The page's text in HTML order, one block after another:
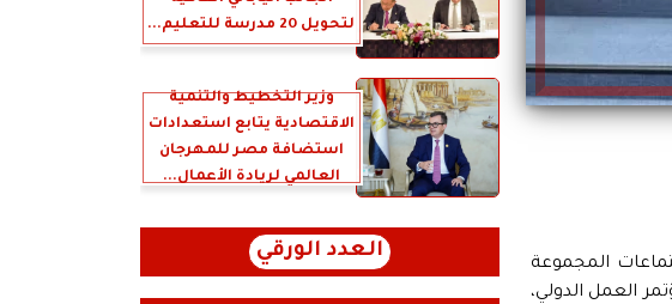
المجموعة
ممثلي الحكومات وأصحاب الأعمال والعمال، المشاركين في الدورة الـ114 لمؤتمر العمل الدولي،
لتحويل 20 مدرسة للتعليم...
وزير التخطيط والتنمية
الاقتصادية يتابع استعدادات
استضافة مصر للمهرجان
العالمي لريادة الأعمال...
العدد الورقي